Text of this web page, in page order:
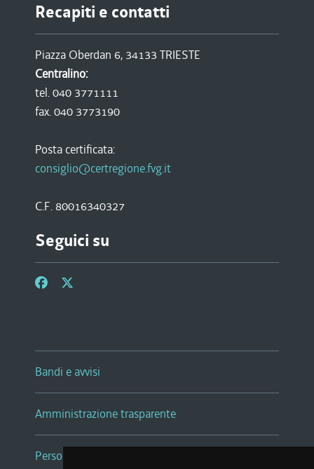
Recapiti e contatti
Piazza Oberdan 6, 34133 TRIESTE
Centralino:
tel. 040 3771111
fax. 040 3773190
Posta certificata:
consiglio@certregione.fvg.it
C.F. 80016340327
Seguici su
Bandi e avvisi
Amministrazione trasparente
Persone e Uffici